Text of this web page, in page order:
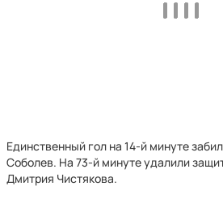
Единственный гол на 14-й минуте
Соболев. На 73-й минуте удалили
Дмитрия Чистякова.